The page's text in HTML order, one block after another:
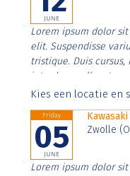
JUNE
Lorem ipsum dolor
elit. Suspendisse
tristique. Duis
interdum nulla, ut
Aenean faucibus
Kies een locatie
Friday
05
JUNE
Zwolle
Lorem ipsum dolor